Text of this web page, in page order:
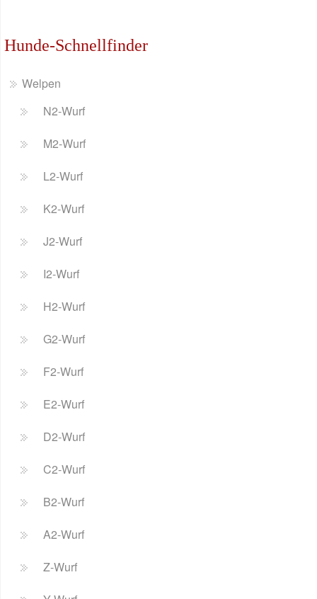
Hunde-Schnellfinder
Welpen
N2-Wurf
M2-Wurf
L2-Wurf
K2-Wurf
J2-Wurf
I2-Wurf
H2-Wurf
G2-Wurf
F2-Wurf
E2-Wurf
D2-Wurf
C2-Wurf
B2-Wurf
A2-Wurf
Z-Wurf